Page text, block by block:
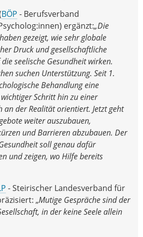
BÖP - Berufsverband
ergänzt:„Die
gezeigt, wie sehr globale
Druck und gesellschaftliche
seelische Gesundheit wirken.
suchen Unterstützung. Seit 1.
Behandlung eine
Schritt hin zu einer
an der Realität orientiert. Jetzt geht
weiter auszubauen,
und Barrieren abzubauen. Der
soll genau dafür
und zeigen, wo Hilfe bereits
- Steirischer Landesverband für
„Mutige Gespräche sind der
in der keine Seele allein